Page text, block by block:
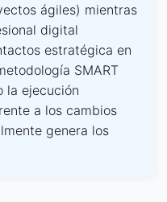
ágiles) mientras
digital
estratégica en
SMART
la ejecución
a los cambios
genera los